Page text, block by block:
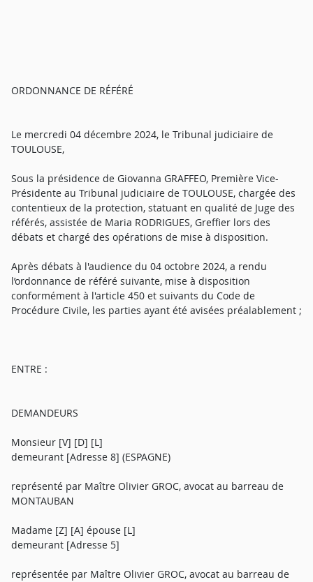
ORDONNANCE DE RÉFÉRÉ
Le mercredi 04 décembre 2024, le Tribunal judiciaire de
TOULOUSE,
Sous la présidence de Giovanna GRAFFEO, Première Vice-
Présidente au Tribunal judiciaire de TOULOUSE, chargée des
contentieux de la protection, statuant en qualité de Juge des
référés, assistée de Maria RODRIGUES, Greffier lors des
débats et chargé des opérations de mise à disposition.
Après débats à l'audience du 04 octobre 2024, a rendu
l’ordonnance de référé suivante, mise à disposition
conformément à l'article 450 et suivants du Code de
Procédure Civile, les parties ayant été avisées préalablement ;
ENTRE :
DEMANDEURS
Monsieur [V] [D] [L]
demeurant [Adresse 8] (ESPAGNE)
représenté par Maître Olivier GROC, avocat au barreau de
MONTAUBAN
Madame [Z] [A] épouse [L]
demeurant [Adresse 5]
représentée par Maître Olivier GROC, avocat au barreau de